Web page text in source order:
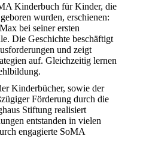
Kinderbuch für Kinder, die
wurden, erschienen:
bei seiner ersten
Die Geschichte beschäftigt
und zeigt
auf. Gleichzeitig lernen
Kinderbücher, sowie der
Förderung durch die
Stiftung realisiert
entstanden in vielen
engagierte SoMA